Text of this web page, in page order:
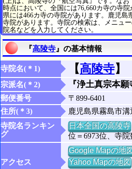
時点において、全国には76,660カ寺の寺
県には466カ寺の寺院があります。鹿児島
寺院があります。寺院の検索は、メニュ
院名などを入力してください。
『高陵寺 』の基本情報
寺院名(＊1) 【高陵寺】
宗派名(＊2) 『浄土真宗本願
郵便番号
〒899-6401
住所(＊3)
鹿児島県霧島市
寺院名ランキン
グ
日本全国の高陵寺
位＝6973位、寺
アクセス
Google Mapの地
Yahoo Mapの地図